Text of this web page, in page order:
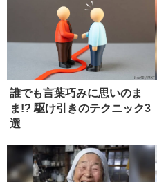
誰でも言葉巧みに思いのま
ま!? 駆け引きのテクニック3
選